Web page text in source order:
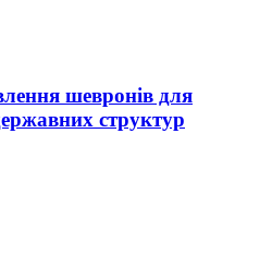
шевронів для
структур